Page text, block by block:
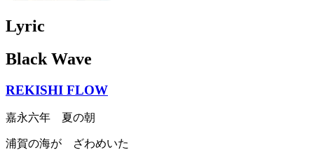
Lyric
Black Wave
REKISHI FLOW
嘉永六年 夏の朝
浦賀の海が ざわめいた